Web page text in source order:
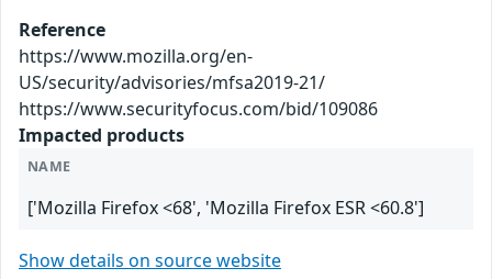
Reference
https://www.mozilla.org/en-
US/security/advisories/mfsa2019-21/
https://www.securityfocus.com/bid/109086
Impacted products
NAME
['Mozilla Firefox <68', 'Mozilla Firefox ESR <60.8']
Show details on source website